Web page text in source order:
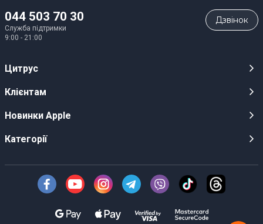
044 503 70 30
Служба підтримки
9:00 - 21:00
Дзвiнок
Цитрус
Кар’єра
Оптовим клієнтам
Про Компанію
Безготівковий розрахунок
Клієнтам
Публічні оферти
Інструкції та прошивки
Доставка
Новинки Apple
iPhone 17
iPhone Air
Категорії
Техніка Apple
Смартфони
Техніка для кухні